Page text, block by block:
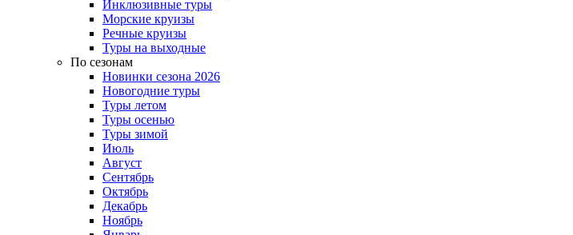
Инклюзивные туры
Морские круизы
Речные круизы
Туры на выходные
По сезонам
Новинки сезона 2026
Новогодние туры
Туры летом
Туры осенью
Туры зимой
Июль
Август
Сентябрь
Октябрь
Декабрь
Ноябрь